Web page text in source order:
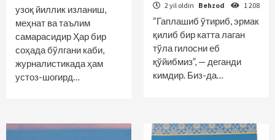
узоқ йиллик изланиш,
меҳнат ва таълим
самарасидир Ҳар бир
соҳада бўлгани каби,
журналистикада ҳам
устоз-шогирд…
2 yil oldin Behzod 1 208
“Гаплашиб ўтириб, эрмак
қилиб бир катта лаган
тўла гилосни еб
қўйибмиз”, — деганди
кимдир. Биз-да…